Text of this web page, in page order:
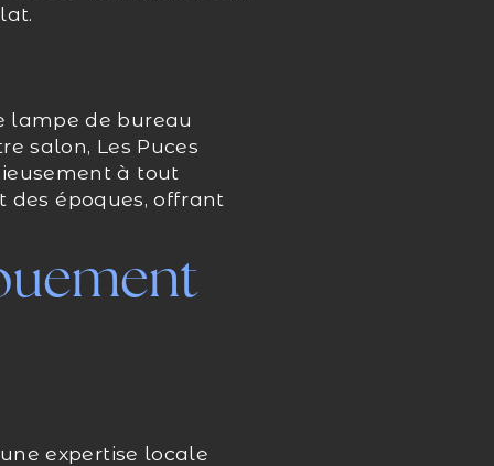
lampe de bureau
salon, Les Puces
à tout
des époques, offrant
expertise locale